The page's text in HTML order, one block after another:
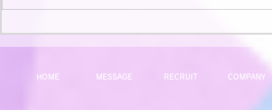
HOME MESSAGE RECRUIT COMPANY